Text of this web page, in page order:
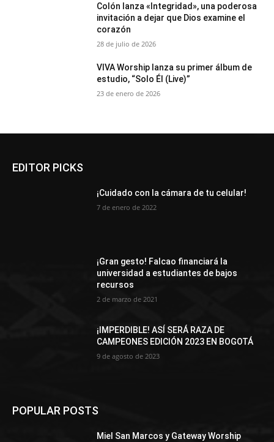
Colón lanza «Integridad», una poderosa
invitación a dejar que Dios examine el
corazón
28 de julio de 2026
VIVA Worship lanza su primer álbum de
estudio, “Solo Él (Live)”
23 de enero de 2026
EDITOR PICKS
¡Cuidado con la cámara de tu celular!
7 de enero de 2022
¡Gran gesto! Falcao financiará la
universidad a estudiantes de bajos
recursos
2 de marzo de 2021
¡IMPERDIBLE! ASÍ SERÁ RAZA DE
CAMPEONES EDICIÓN 2023 EN BOGOTÁ
9 de agosto de 2023
POPULAR POSTS
Miel San Marcos y Gateway Worship